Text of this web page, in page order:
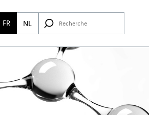
FR NL